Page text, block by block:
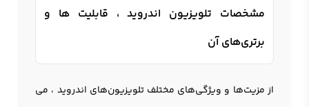
مشخصات تلویزیون اندروید ، قابلیت ها و
برتری‌های آن
از مزیت‌ها و ویژگی‌های مختلف تلویزیون‌های اندروید ، می